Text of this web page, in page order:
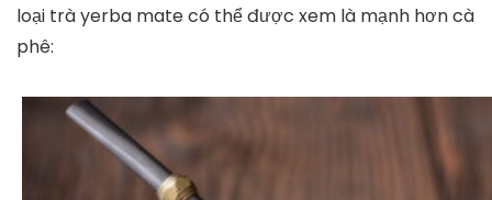
loại trà yerba mate có thể được xem là mạnh hơn cà
phê: